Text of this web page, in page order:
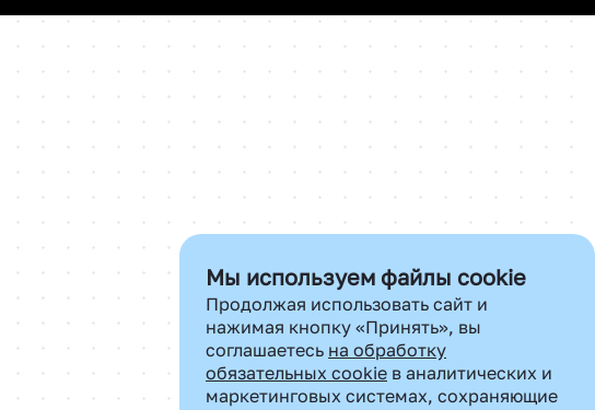
Мы используем файлы cookie
Продолжая использовать сайт и
нажимая кнопку «Принять», вы
соглашаетесь на обработку
обязательных cookie в аналитических и
маркетинговых системах, сохраняющие